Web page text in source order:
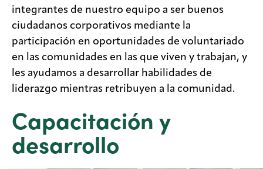
integrantes de nuestro equipo a ser buenos
ciudadanos corporativos mediante la
participación en oportunidades de voluntariado
en las comunidades en las que viven y trabajan, y
les ayudamos a desarrollar habilidades de
liderazgo mientras retribuyen a la comunidad.
Capacitación y
desarrollo